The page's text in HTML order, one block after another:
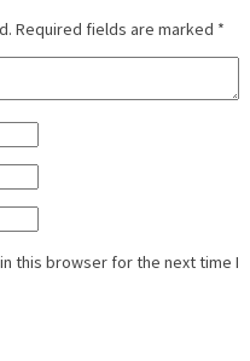
Required fields are marked *
this browser for the next time I